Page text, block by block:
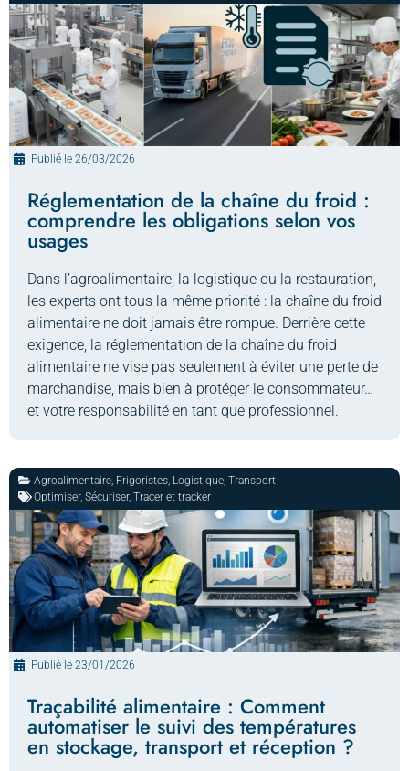
Publié le 26/03/2026
Réglementation de la chaîne du froid :
comprendre les obligations selon vos
usages
Dans l’agroalimentaire, la logistique ou la restauration,
les experts ont tous la même priorité : la chaîne du froid
alimentaire ne doit jamais être rompue. Derrière cette
exigence, la réglementation de la chaîne du froid
alimentaire ne vise pas seulement à éviter une perte de
marchandise, mais bien à protéger le consommateur…
et votre responsabilité en tant que professionnel.
Agroalimentaire, Frigoristes, Logistique, Transport
Optimiser, Sécuriser, Tracer et tracker
Publié le 23/01/2026
Traçabilité alimentaire : Comment
automatiser le suivi des températures
en stockage, transport et réception ?